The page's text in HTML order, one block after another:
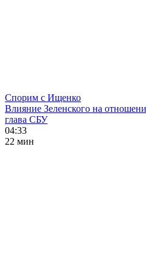
Спорим с Ищенко
Влияние Зеленского на
глава СБУ
04:33
22 мин